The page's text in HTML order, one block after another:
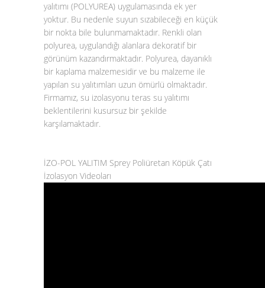
yalıtımı (POLYUREA) uygulamasında ek yer
yoktur. Bu nedenle suyun sızabileceği en küçük
bir nokta bile bulunmamaktadır. Renkli olan
polyurea, uygulandığı alanlara dekoratif bir
görünüm kazandırmaktadır. Polyurea, dayanıklı
bir kaplama malzemesidir ve bu malzeme ile
yapılan su yalıtımları uzun ömürlü olmaktadır.
Firmamız, su izolasyonu teras su yalıtımı
beklentilerini kusursuz bir şekilde
karşılamaktadır.
İZO-POL YALITIM Sprey Poliüretan Köpük Çatı
İzolasyon Videoları